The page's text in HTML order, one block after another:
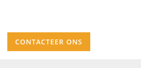
CONTACTEER ONS